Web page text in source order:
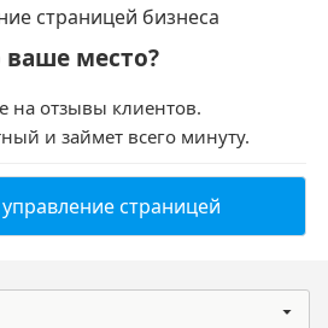
ваше место?
на отзывы клиентов.
и займет всего минуту.
страницей